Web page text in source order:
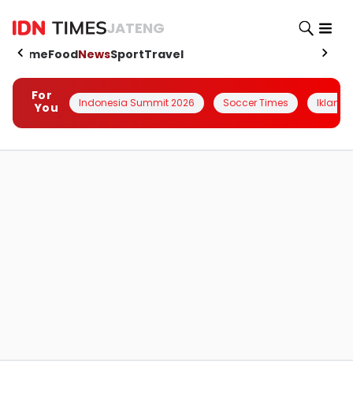
JATENG
HomeFoodNewsSportTravel
For
You
Indonesia Summit 2026 Soccer Times Iklanin